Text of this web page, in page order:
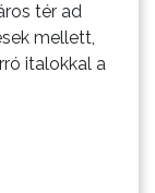
tér ad
mellett,
italokkal a